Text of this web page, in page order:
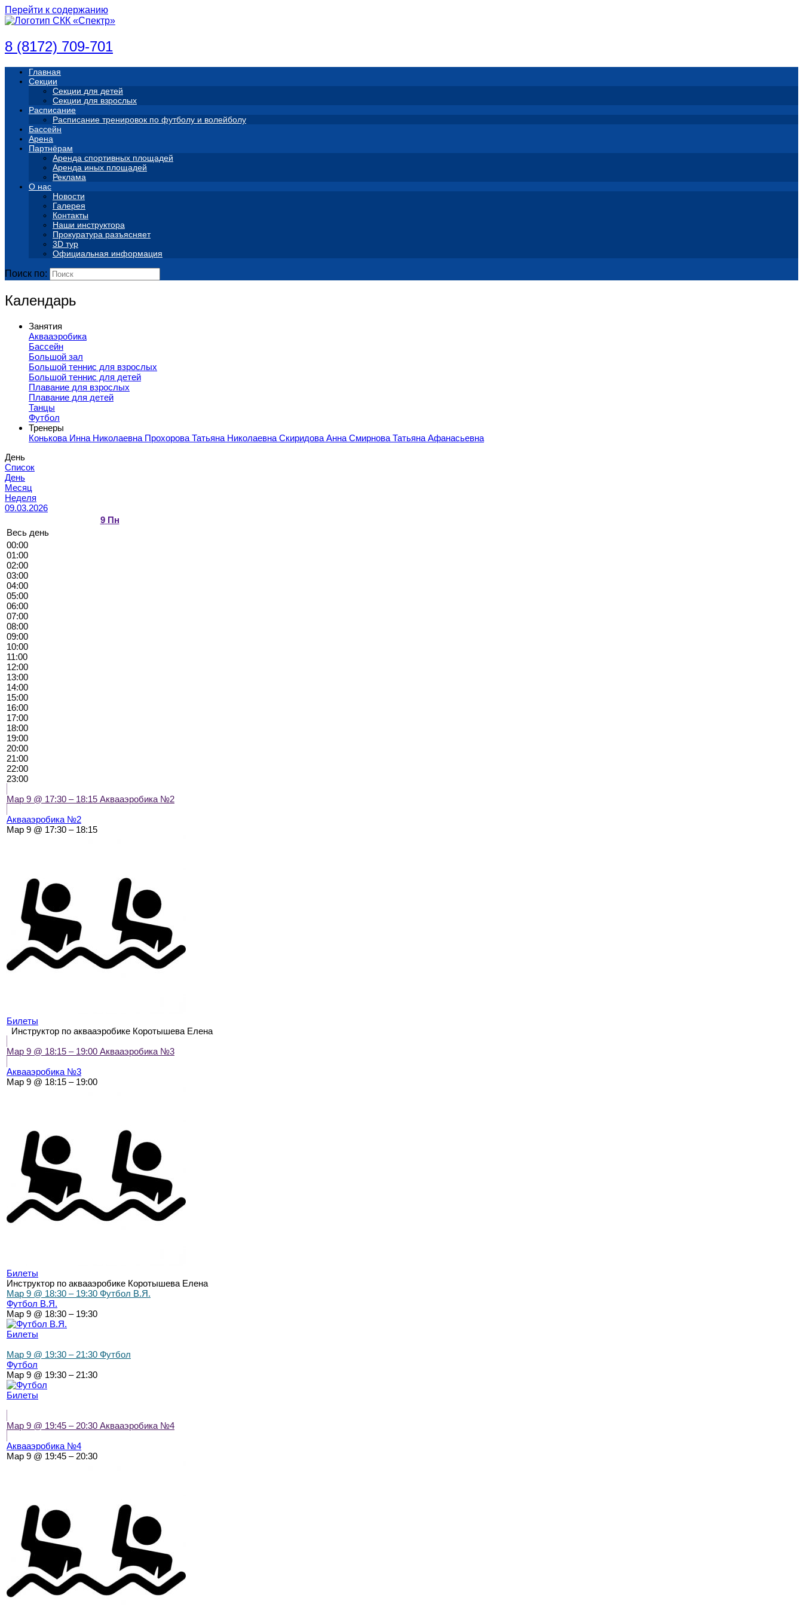
Перейти к содержанию
8 (8172) 709-701
Главная
Секции
Секции для детей
Секции для взрослых
Расписание
Расписание тренировок по футболу и волейболу
Бассейн
Арена
Партнёрам
Аренда спортивных площадей
Аренда иных площадей
Реклама
О нас
Новости
Галерея
Контакты
Наши инструктора
Прокуратура разъясняет
3D тур
Официальная информация
Поиск по:
Календарь
Занятия
Аквааэробика
Бассейн
Большой зал
Большой теннис для взрослых
Большой теннис для детей
Плавание для взрослых
Плавание для детей
Танцы
Футбол
Тренеры
Конькова Инна Николаевна Прохорова Татьяна Николаевна Скиридова Анна Смирнова Татьяна Афанасьевна
День
Список
День
Месяц
Неделя
09.03.2026
9 Пн
Весь день
00:00
01:00
02:00
03:00
04:00
05:00
06:00
07:00
08:00
09:00
10:00
11:00
12:00
13:00
14:00
15:00
16:00
17:00
18:00
19:00
20:00
21:00
22:00
23:00
Мар 9 @ 17:30 – 18:15 Аквааэробика №2
Аквааэробика №2
Мар 9 @ 17:30 – 18:15
Билеты
Инструктор по аквааэробике Коротышева Елена
Мар 9 @ 18:15 – 19:00 Аквааэробика №3
Аквааэробика №3
Мар 9 @ 18:15 – 19:00
Билеты
Инструктор по аквааэробике Коротышева Елена
Мар 9 @ 18:30 – 19:30 Футбол В.Я.
Футбол В.Я.
Мар 9 @ 18:30 – 19:30
Билеты
Мар 9 @ 19:30 – 21:30 Футбол
Футбол
Мар 9 @ 19:30 – 21:30
Билеты
Мар 9 @ 19:45 – 20:30 Аквааэробика №4
Аквааэробика №4
Мар 9 @ 19:45 – 20:30